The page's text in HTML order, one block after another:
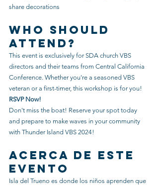
share decorations
Who Should
Attend?
This event is exclusively for SDA church VBS
directors and their teams from Central California
Conference. Whether you're a seasoned VBS
veteran or a first-timer, this workshop is for you!
RSVP Now!
Don't miss the boat! Reserve your spot today
and prepare to make waves in your community
with Thunder Island VBS 2024!
Acerca de este
Evento
Isla del Trueno es donde los niños aprenden que